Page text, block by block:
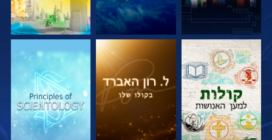
בדוק את הסדרה בדוק את הסדרה בדוק את הסדרה